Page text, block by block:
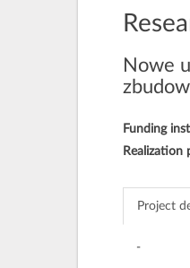
Nowe
Funding
Realization
Project
-